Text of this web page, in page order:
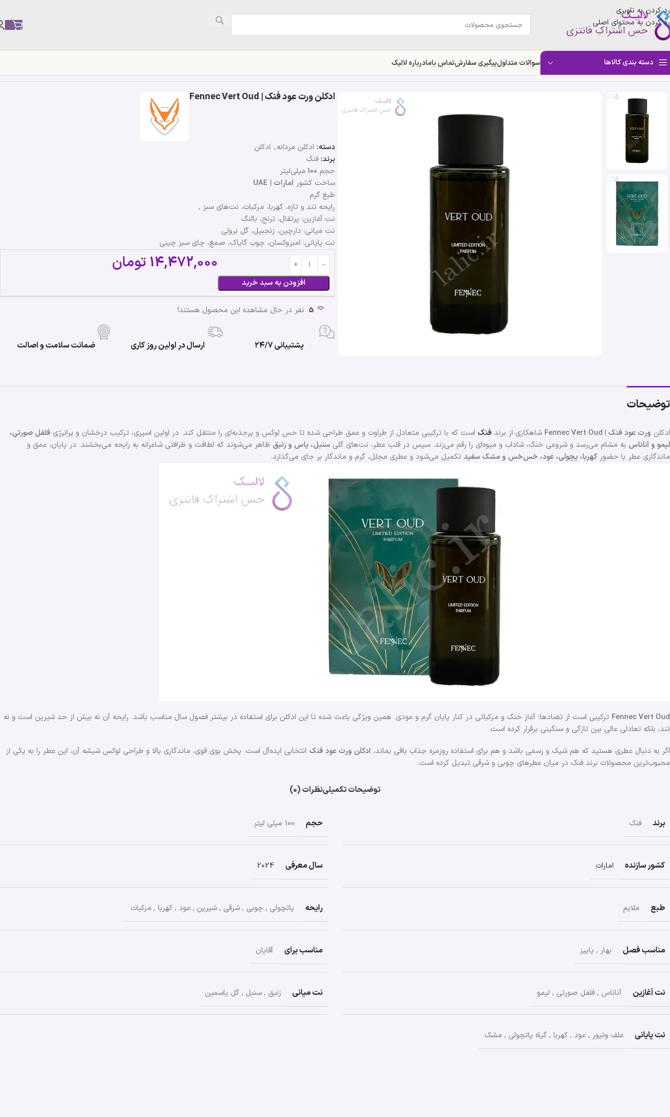
رد کردن به ناوبری
رد کردن به محتوای اصلی
دسته بندی کالاها سوالات متداولپیگیری سفارشتماس بامادرباره لالیک
خانه فروشگاه»
ادکلن ورت عود فنک | Fennec Vert Oud
دسته: ادکلن مردانه, ادکلن
برند: فنک
حجم 100 میلی‌لیتر
ساخت کشور امارات |
UAE
طبع گرم
رایحه تند و تازه، کهربا، مرکبات، نت‌های سبز ,
نت آغازین: پرتقال، ترنج، بالنگ
نت میانی: دارچین، زنجبیل، گل نرولی
نت پایانی: امبروکسان، چوب گایاک، صمغ، چای سبز چینی
افزودن به سبد خرید
14,472,000تومان
5 نفر در حال مشاهده این محصول هستند!
پشتیبانی ۲۴/۷ ارسال در اولین روز کاری ضمانت سلامت و اصالت
توضیحات
ادکلن ورت عود فنک | Fennec Vert Oud شاهکاری از برند فنک است که با ترکیبی متعادل از طراوت و عمق طراحی شده تا حس لوکس و پرجذبه‌ای را منتقل کند. در اولین اسپری، ترکیب درخشان و پرانرژی فلفل صورتی،
لیمو و آناناس به مشام می‌رسد و شروعی خنک، شاداب و میوه‌ای را رقم می‌زند. سپس در قلب عطر، نت‌های گلی سنبل، یاس و زنبق ظاهر می‌شوند که لطافت و ظرافتی شاعرانه به رایحه می‌بخشند. در پایان، عمق و
ماندگاری عطر با حضور کهربا، پچولی، عود، خس‌خس و مشک سفید تکمیل می‌شود و عطری مجلل، گرم و ماندگار بر جای می‌گذارد.
Fennec Vert Oud ترکیبی است از تضادها؛ آغاز خنک و مرکباتی در کنار پایان گرم و عودی. همین ویژگی باعث شده تا این ادکلن برای استفاده در بیشتر فصول سال مناسب باشد. رایحه آن نه بیش از حد شیرین است و نه
تند، بلکه تعادلی عالی بین تازگی و سنگینی برقرار کرده است.
اگر به دنبال عطری هستید که هم شیک و رسمی باشد و هم برای استفاده روزمره جذاب باقی بماند، ادکلن ورت عود فنک انتخابی ایده‌آل است. پخش بوی قوی، ماندگاری بالا و طراحی لوکس شیشه آن، این عطر را به یکی از
محبوب‌ترین محصولات برند فنک در میان عطرهای چوبی و شرقی تبدیل کرده است.
توضیحات تکمیلینظرات (0)
برند فنک حجم 100 میلی لیتر
کشور سازنده امارات سال معرفی 2024
طبع ملایم رایحه پاتچولی , چوبی , شرقی , شیرین , عود , کهربا , مرکبات
مناسب فصل بهار , پاییز مناسب برای آقایان
نت آغازین آناناس , فلفل صورتی , لیمو نت میانی زنبق , سنبل , گل یاسمین
نت پایانی علف وتیور , عود , کهربا , گیاه پاتچولی , مشک